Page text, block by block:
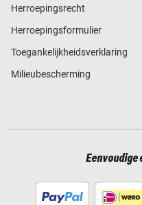
Herroepingsrecht
Herroepingsformulier
Toegankelijkheidsverklaring
Milieubescherming
Eenvoudige